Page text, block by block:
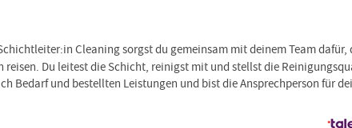
Cleaning sorgst du gemeinsam mit deinem Team dafür,
reisen. Du leitest die Schicht, reinigst mit und stellst die
Bedarf und bestellten Leistungen und bist die Ansprechperson für